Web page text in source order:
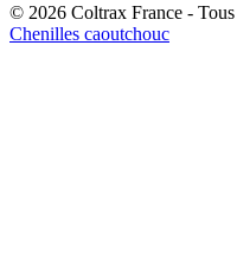
© 2026 Coltrax France - Tous
Chenilles caoutchouc